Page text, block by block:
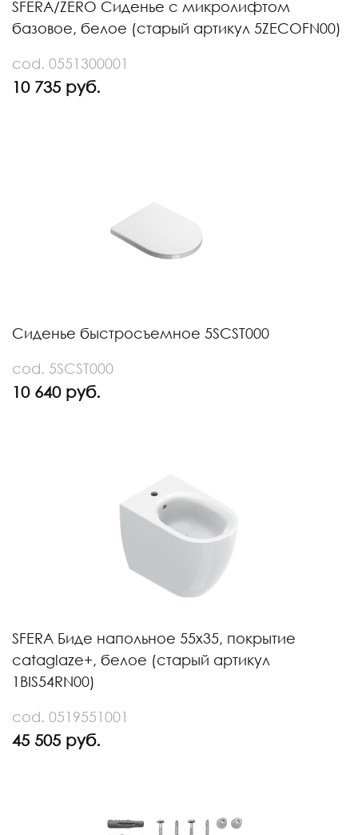
SFERA/ZERO Сиденье с микролифтом
базовое, белое (старый артикул 5ZECOFN00)
cod. 0551300001
10 735 руб.
Сиденье быстросъемное 5SCST000
cod. 5SCST000
10 640 руб.
SFERA Биде напольное 55х35, покрытие
cataglaze+, белое (старый артикул
1BIS54RN00)
cod. 0519551001
45 505 руб.